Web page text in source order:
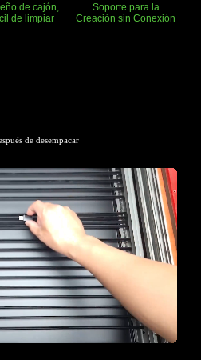
de cajón,
de limpiar
Soporte para la
Creación sin Conexión
de desempacar